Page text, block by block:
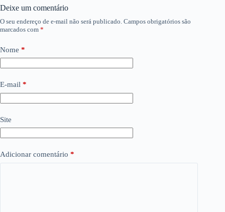
Deixe um comentário
O seu endereço de e-mail não será publicado. Campos obrigatórios são
marcados com *
Nome *
E-mail *
Site
Adicionar comentário *